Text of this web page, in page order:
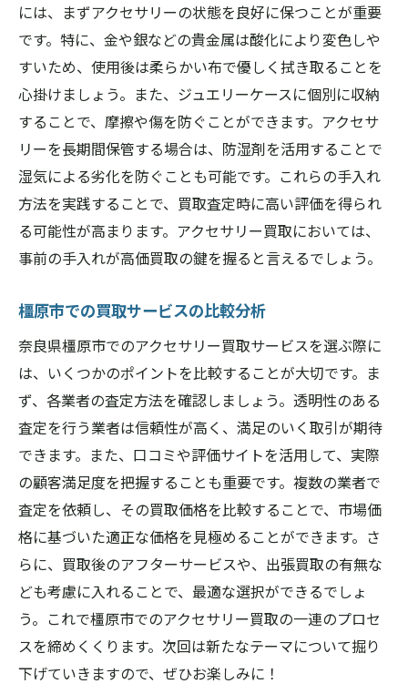
実際の買取経験談とその教訓
簡単にできる買取準備のステップ
橿原市で満足のいくアクセサリー買取を達成す
るためのガイド
初めての買取でも安心できる方法
アクセサリー買取を成功させるためのステ
ップバイステップ
満足度を高めるための買取後のフォロー
橿原市での買取成功事例に学ぶ
満足のいく買取のための心構え
には、まずアクセサリーの状態を良好に保つことが重要
です。特に、金や銀などの貴金属は酸化により変色しや
すいため、使用後は柔らかい布で優しく拭き取ることを
心掛けましょう。また、ジュエリーケースに個別に収納
することで、摩擦や傷を防ぐことができます。アクセサ
リーを長期間保管する場合は、防湿剤を活用することで
湿気による劣化を防ぐことも可能です。これらの手入れ
方法を実践することで、買取査定時に高い評価を得られ
る可能性が高まります。アクセサリー買取においては、
事前の手入れが高価買取の鍵を握ると言えるでしょう。
橿原市での買取サービスの比較分析
奈良県橿原市でのアクセサリー買取サービスを選ぶ際に
は、いくつかのポイントを比較することが大切です。ま
ず、各業者の査定方法を確認しましょう。透明性のある
査定を行う業者は信頼性が高く、満足のいく取引が期待
できます。また、口コミや評価サイトを活用して、実際
の顧客満足度を把握することも重要です。複数の業者で
査定を依頼し、その買取価格を比較することで、市場価
格に基づいた適正な価格を見極めることができます。さ
らに、買取後のアフターサービスや、出張買取の有無な
ども考慮に入れることで、最適な選択ができるでしょ
う。これで橿原市でのアクセサリー買取の一連のプロセ
スを締めくくります。次回は新たなテーマについて掘り
下げていきますので、ぜひお楽しみに！